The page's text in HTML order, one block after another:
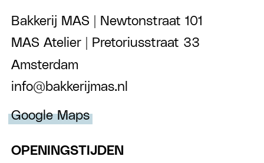
Bakkerij MAS | Newtonstraat 101
MAS Atelier | Pretoriusstraat 33
Amsterdam
info@bakkerijmas.nl
Google Maps
OPENINGSTIJDEN